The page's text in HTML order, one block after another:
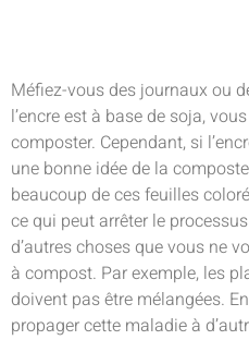
Méfiez-vous des journaux ou
l’encre est à base de soja,
composter. Cependant, si
une bonne idée de la
beaucoup de ces feuilles
ce qui peut arrêter le
d’autres choses que vous ne
à compost. Par exemple, les
doivent pas être mélangées.
propager cette maladie à